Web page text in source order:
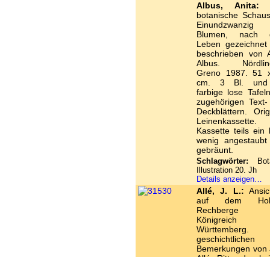
Albus, Anita:
botanische
Einundzwanzig
Blumen, nach
Leben
beschrieben von
Albus.
Greno 1987. 51
cm. 3 Bl.
farbige lose
zugehörigen
Deckblättern.
Leinenkassette.
Kassette teils ein
wenig
gebräunt.
Schlagwörter:
Illustration 20. Jh
Details anzeigen…
Allé, J. L.:
auf dem
Rechberge
Königreich
Württemberg.
geschichtlichen
Bemerkungen von